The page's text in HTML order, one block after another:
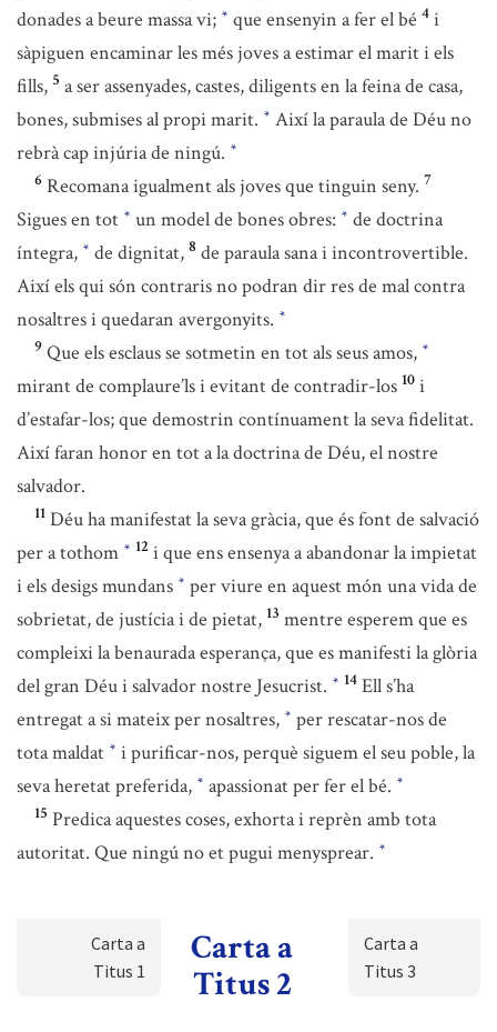
donades a beure massa vi; * que ensenyin a fer el bé 4 i
sàpiguen encaminar les més joves a estimar el marit i els
fills, 5 a ser assenyades, castes, diligents en la feina de casa,
bones, submises al propi marit. * Així la paraula de Déu no
rebrà cap injúria de ningú. *
6 Recomana igualment als joves que tinguin seny. 7
Sigues en tot * un model de bones obres: * de doctrina
íntegra, * de dignitat, 8 de paraula sana i incontrovertible.
Així els qui són contraris no podran dir res de mal contra
nosaltres i quedaran avergonyits. *
9 Que els esclaus se sotmetin en tot als seus amos, *
mirant de complaure’ls i evitant de contradir-los 10 i
d’estafar-los; que demostrin contínuament la seva fidelitat.
Així faran honor en tot a la doctrina de Déu, el nostre
salvador.
11 Déu ha manifestat la seva gràcia, que és font de salvació
per a tothom * 12 i que ens ensenya a abandonar la impietat
i els desigs mundans * per viure en aquest món una vida de
sobrietat, de justícia i de pietat, 13 mentre esperem que es
compleixi la benaurada esperança, que es manifesti la glòria
del gran Déu i salvador nostre Jesucrist. * 14 Ell s’ha
entregat a si mateix per nosaltres, * per rescatar-nos de
tota maldat * i purificar-nos, perquè siguem el seu poble, la
seva heretat preferida, * apassionat per fer el bé. *
15 Predica aquestes coses, exhorta i reprèn amb tota
autoritat. Que ningú no et pugui menysprear. *
Carta a
Titus 1
Carta a
Titus 2
Carta a
Titus 3